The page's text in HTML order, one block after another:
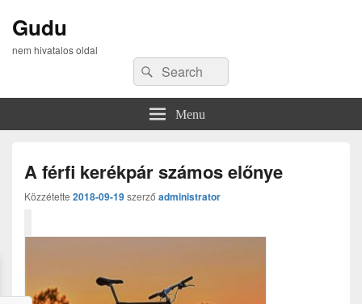
Gudu
nem hivatalos oldal
Search
for:
Search
Menu
A férfi kerékpár számos előnye
Közzétette 2018-09-19szerző administrator